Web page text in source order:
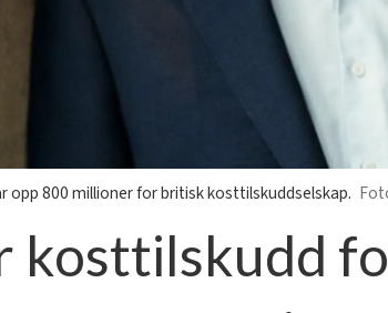
opp 800 millioner for britisk kosttilskuddselskap.
kosttilskudd